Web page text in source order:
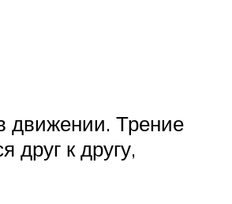
движении. Трение
друг к другу,